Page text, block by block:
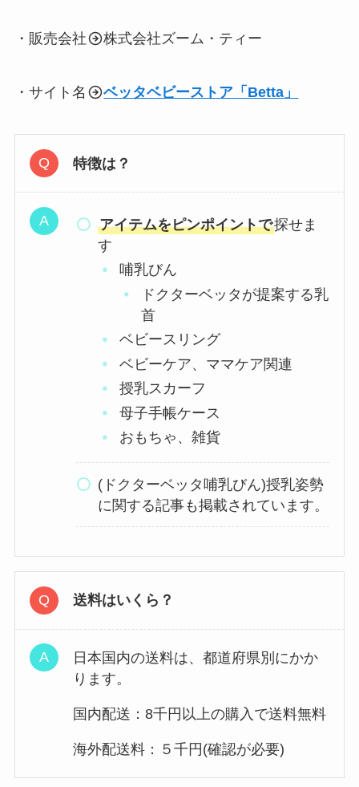
・販売会社 株式会社ズーム・ティー
・サイト名 ベッタベビーストア「Betta」
特徴は？
アイテムをピンポイントで探せま
す
哺乳びん
ドクターベッタが提案する乳
首
ベビースリング
ベビーケア、ママケア関連
授乳スカーフ
母子手帳ケース
おもちゃ、雑貨
(ドクターベッタ哺乳びん)授乳姿勢
に関する記事も掲載されています。
送料はいくら？
日本国内の送料は、都道府県別にかか
ります。
国内配送：8千円以上の購入で送料無料
海外配送料：５千円(確認が必要)